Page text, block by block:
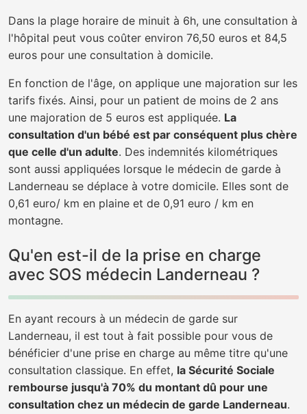
Dans la plage horaire de minuit à 6h, une consultation à
l'hôpital peut vous coûter environ 76,50 euros et 84,5
euros pour une consultation à domicile.
En fonction de l'âge, on applique une majoration sur les
tarifs fixés. Ainsi, pour un patient de moins de 2 ans
une majoration de 5 euros est appliquée. La
consultation d'un bébé est par conséquent plus chère
que celle d'un adulte. Des indemnités kilométriques
sont aussi appliquées lorsque le médecin de garde à
Landerneau se déplace à votre domicile. Elles sont de
0,61 euro/ km en plaine et de 0,91 euro / km en
montagne.
Qu'en est-il de la prise en charge
avec SOS médecin Landerneau ?
En ayant recours à un médecin de garde sur
Landerneau, il est tout à fait possible pour vous de
bénéficier d'une prise en charge au même titre qu'une
consultation classique. En effet, la Sécurité Sociale
rembourse jusqu'à 70% du montant dû pour une
consultation chez un médecin de garde Landerneau.